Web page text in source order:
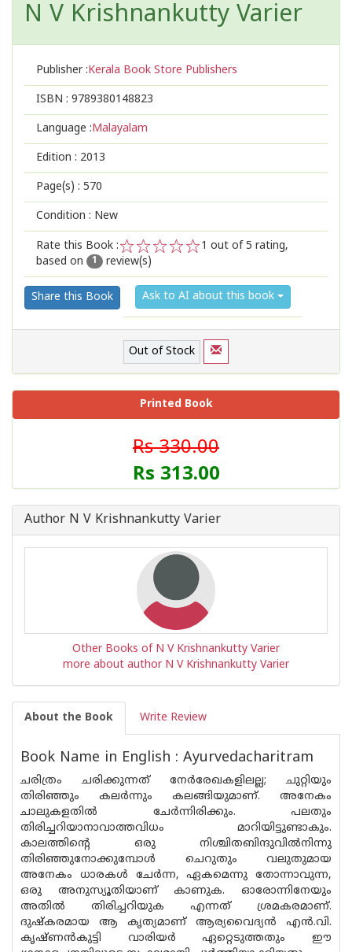
N V Krishnankutty Varier
Publisher :Kerala Book Store Publishers
ISBN : 9789380148823
Language :Malayalam
Edition : 2013
Page(s) : 570
Condition : New
Rate this Book :
2
1
1 out of 5 rating,
based on
1 review(s)
Share this Book Ask to AI about this book
Out of Stock
Printed Book
Rs 330.00
Rs 313.00
Author N V Krishnankutty Varier
Other Books of N V Krishnankutty Varier
more about author N V Krishnankutty Varier
About the Book Write Review
Book Name in English : Ayurvedacharitram
ചരിത്രം ചരിക്കുന്നത് നേർരേഖകളിലല്ല; ചുറ്റിയും
തിരിഞ്ഞും കലർന്നും കലങ്ങിയുമാണ്. അനേകം
ചാലുകളതിൽ ചേർന്നിരിക്കും. പലതും
തിരിച്ചറിയാനാവാത്തവിധം മാറിയിട്ടുണ്ടാകും.
കാലത്തിന്റെ ഒരു നിശ്ചിതബിന്ദുവിൽനിന്നു
തിരിഞ്ഞുനോക്കുമ്പോൾ ചെറുതും വലുതുമായ
അനേകം ധാരകൾ ചേർന്ന, ഏകമെന്നു തോന്നാവുന്ന,
ഒരു അനുസ്യൂതിയാണ് കാണുക. ഓരോന്നിനേയും
അതിൽ തിരിച്ചറിയുക എന്നത് ശ്രമകരമാണ്.
ദുഷ്കരമായ ആ കൃത്യമാണ് ആര്യവൈദ്യൻ എൻ.വി.
കൃഷ്ണൻകുട്ടി വാരിയർ ഏറ്റെടുത്തതും ഈ